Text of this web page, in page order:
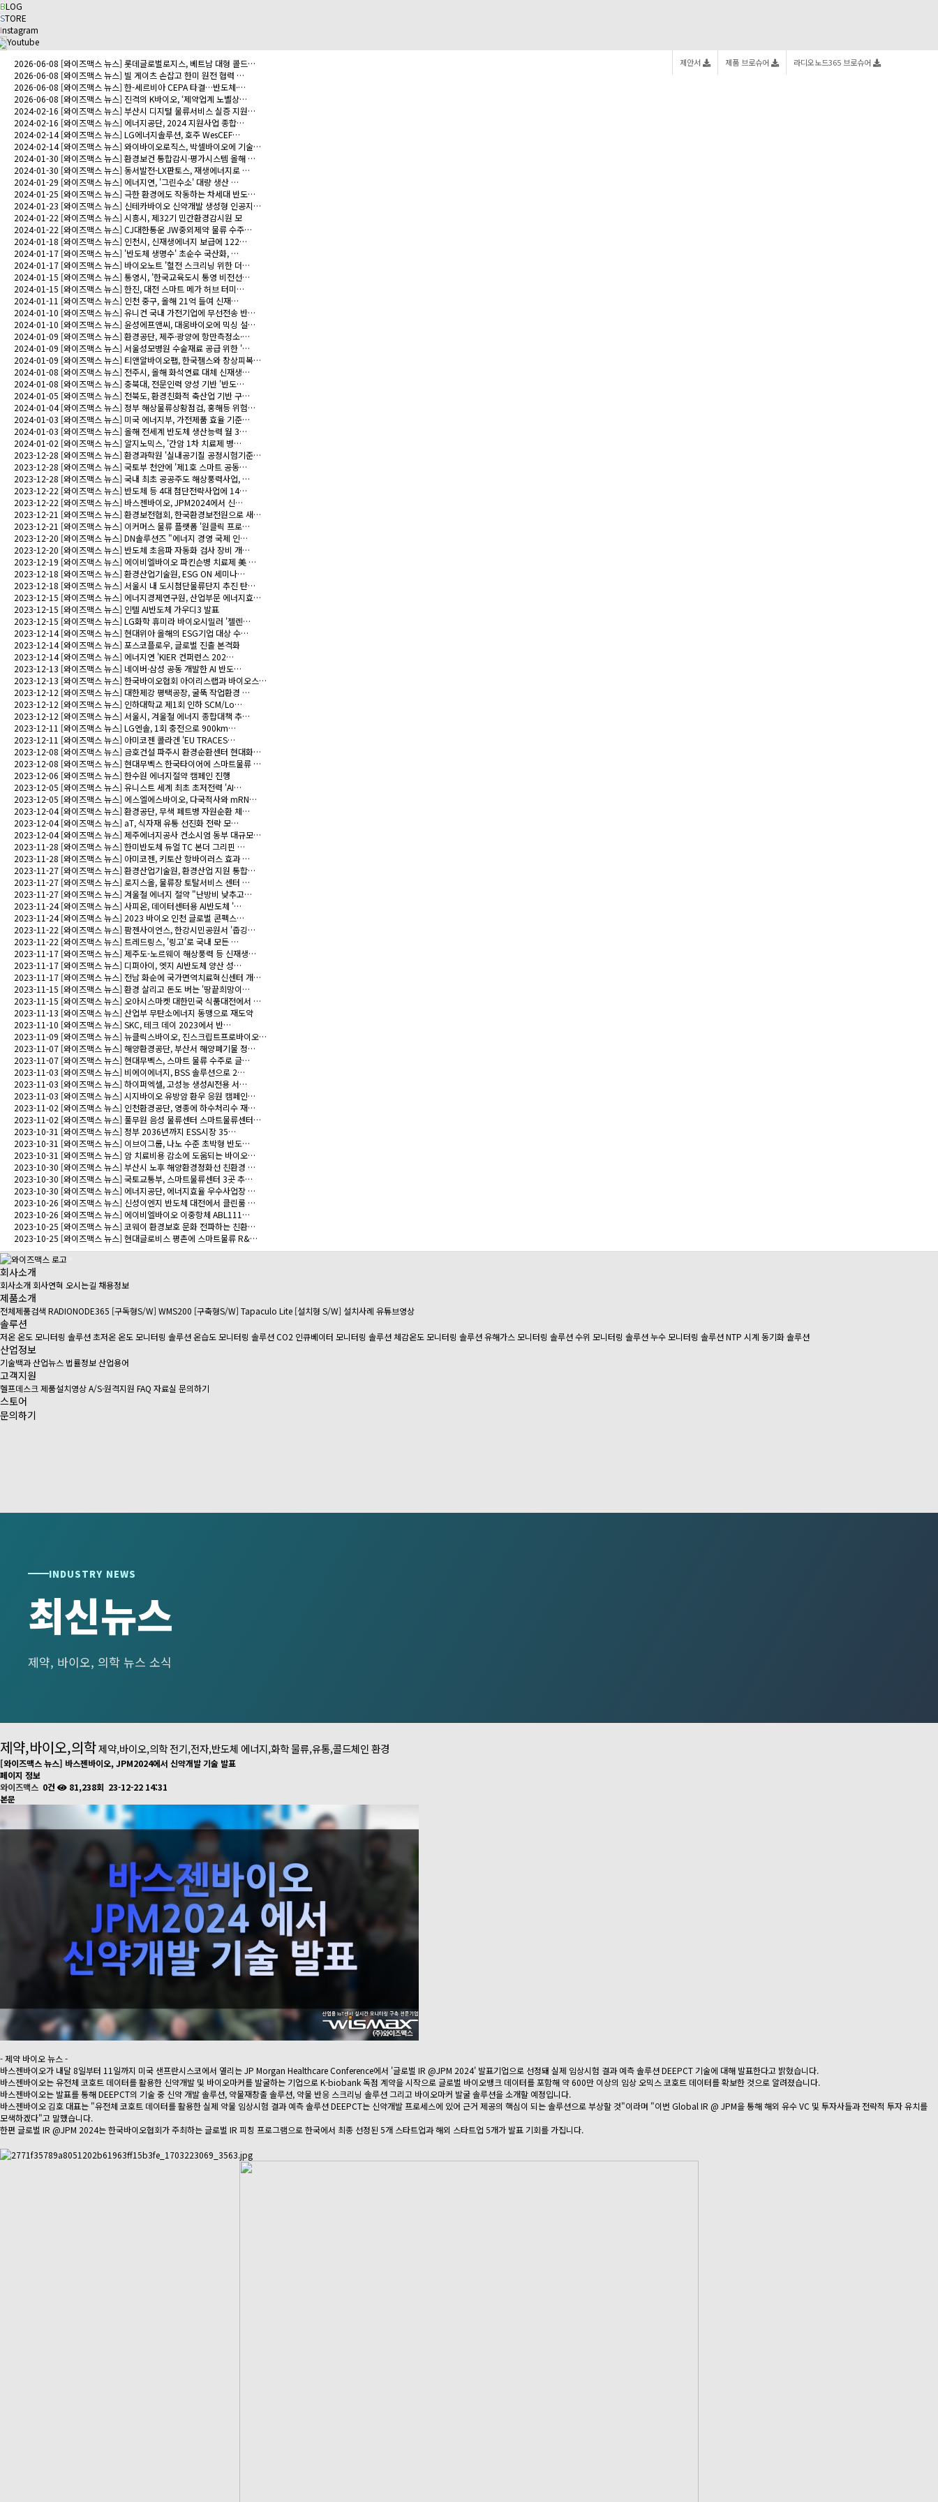
BLOG
STORE
Instagram
Youtube
2026-06-08 [와이즈맥스 뉴스] 롯데글로벌로지스, 베트남 대형 콜드…
2026-06-08 [와이즈맥스 뉴스] 빌 게이츠 손잡고 한미 원전 협력 …
2026-06-08 [와이즈맥스 뉴스] 한-세르비아 CEPA 타결…반도체·…
2026-06-08 [와이즈맥스 뉴스] 진격의 K바이오, ‘제약업계 노벨상…
2024-02-16 [와이즈맥스 뉴스] 부산시 디지털 물류서비스 실증 지원…
2024-02-16 [와이즈맥스 뉴스] 에너지공단, 2024 지원사업 종합…
2024-02-14[와이즈맥스 뉴스] LG에너지솔루션, 호주 WesCEF…
2024-02-14[와이즈맥스 뉴스] 와이바이오로직스, 박셀바이오에 기술…
2024-01-30 [와이즈맥스 뉴스] 환경보건 통합감시·평가시스템 올해 …
2024-01-30 [와이즈맥스 뉴스] 동서발전-LX판토스, 재생에너지로 …
2024-01-29 [와이즈맥스 뉴스] 에너지연, '그린수소' 대량 생산 …
2024-01-25 [와이즈맥스 뉴스] 극한 환경에도 작동하는 차세대 반도…
2024-01-23 [와이즈맥스 뉴스] 신테카바이오 신약개발 생성형 인공지…
2024-01-22 [와이즈맥스 뉴스] 시흥시, 제32기 민간환경감시원 모
2024-01-22 [와이즈맥스 뉴스] CJ대한통운 JW중외제약 물류 수주…
2024-01-18 [와이즈맥스 뉴스] 인천시, 신재생에너지 보급에 122…
2024-01-17 [와이즈맥스 뉴스] '반도체 생명수' 초순수 국산화, …
2024-01-17 [와이즈맥스 뉴스] 바이오노트 '혈전 스크리닝 위한 더…
2024-01-15 [와이즈맥스 뉴스] 통영시, '한국교육도시 통영 비전선…
2024-01-15 [와이즈맥스 뉴스] 한진, 대전 스마트 메가 허브 터미…
2024-01-11 [와이즈맥스 뉴스] 인천 중구, 올해 21억 들여 신재…
2024-01-10 [와이즈맥스 뉴스] 유니컨 국내 가전기업에 무선전송 반…
2024-01-10 [와이즈맥스 뉴스] 윤성에프앤씨, 대웅바이오에 믹싱 설…
2024-01-09 [와이즈맥스 뉴스] 환경공단, 제주·광양에 항만측정소·…
2024-01-09 [와이즈맥스 뉴스] 서울성모병원 수술재료 공급 위한 '…
2024-01-09 [와이즈맥스 뉴스] 티앤알바이오팹, 한국젬스와 창상피복…
2024-01-08 [와이즈맥스 뉴스] 전주시, 올해 화석연료 대체 신재생…
2024-01-08 [와이즈맥스 뉴스] 충북대, 전문인력 양성 기반 '반도…
2024-01-05 [와이즈맥스 뉴스] 전북도, 환경친화적 축산업 기반 구…
2024-01-04[와이즈맥스 뉴스] 정부 해상물류상황점검, 홍해등 위험…
2024-01-03 [와이즈맥스 뉴스] 미국 에너지부, 가전제품 효율 기준…
2024-01-03 [와이즈맥스 뉴스] 올해 전세계 반도체 생산능력 월 3…
2024-01-02 [와이즈맥스 뉴스] 알지노믹스, '간암 1차 치료제 병…
2023-12-28 [와이즈맥스 뉴스] 환경과학원 '실내공기질 공정시험기준…
2023-12-28 [와이즈맥스 뉴스] 국토부 천안에 '제1호 스마트 공동…
2023-12-28 [와이즈맥스 뉴스] 국내 최초 공공주도 해상풍력사업, …
2023-12-22 [와이즈맥스 뉴스] 반도체 등 4대 첨단전략사업에 14…
2023-12-22 [와이즈맥스 뉴스] 바스젠바이오, JPM2024에서 신…
2023-12-21 [와이즈맥스 뉴스] 환경보전협회, 한국환경보전원으로 새…
2023-12-21 [와이즈맥스 뉴스] 이커머스 물류 플랫폼 '원클릭 프로…
2023-12-20 [와이즈맥스 뉴스] DN솔루션즈 "에너지 경영 국제 인…
2023-12-20 [와이즈맥스 뉴스] 반도체 초음파 자동화 검사 장비 개…
2023-12-19 [와이즈맥스 뉴스] 에이비엘바이오 파킨슨병 치료제 美 …
2023-12-18 [와이즈맥스 뉴스] 환경산업기술원, ESG ON 세미나…
2023-12-18 [와이즈맥스 뉴스] 서울시 내 도시첨단물류단지 추진 탄…
2023-12-15 [와이즈맥스 뉴스] 에너지경제연구원, 산업부문 에너지효…
2023-12-15 [와이즈맥스 뉴스] 인텔 AI반도체 가우디3 발표
2023-12-15 [와이즈맥스 뉴스] LG화학 휴미라 바이오시밀러 '젤렌…
2023-12-14[와이즈맥스 뉴스] 현대위아 올해의 ESG기업 대상 수…
2023-12-14[와이즈맥스 뉴스] 포스코플로우, 글로벌 진출 본격화
2023-12-14[와이즈맥스 뉴스] 에너지연 'KIER 컨퍼런스 202…
2023-12-13 [와이즈맥스 뉴스] 네이버·삼성 공동 개발한 AI 반도…
2023-12-13 [와이즈맥스 뉴스] 한국바이오협회 아이리스랩과 바이오스…
2023-12-12 [와이즈맥스 뉴스] 대한제강 평택공장, 굴뚝 작업환경 …
2023-12-12 [와이즈맥스 뉴스] 인하대학교 제1회 인하 SCM/Lo…
2023-12-12 [와이즈맥스 뉴스] 서울시, 겨울철 에너지 종합대책 추…
2023-12-11 [와이즈맥스 뉴스] LG엔솔, 1회 충전으로 900km…
2023-12-11 [와이즈맥스 뉴스] 아미코젠 콜라겐 'EU TRACES…
2023-12-08 [와이즈맥스 뉴스] 금호건설 파주시 환경순환센터 현대화…
2023-12-08 [와이즈맥스 뉴스] 현대무벡스 한국타이어에 스마트물류 …
2023-12-06 [와이즈맥스 뉴스] 한수원 에너지절약 캠페인 진행
2023-12-05 [와이즈맥스 뉴스] 유니스트 세계 최초 초저전력 'AI…
2023-12-05 [와이즈맥스 뉴스] 에스엘에스바이오, 다국적사와 mRN…
2023-12-04[와이즈맥스 뉴스] 환경공단, 무색 페트병 자원순환 체…
2023-12-04[와이즈맥스 뉴스] aT, 식자재 유통 선진화 전략 모…
2023-12-04[와이즈맥스 뉴스] 제주에너지공사 컨소시엄 동부 대규모…
2023-11-28 [와이즈맥스 뉴스] 한미반도체 듀얼 TC 본더 그리핀 …
2023-11-28 [와이즈맥스 뉴스] 아미코젠, 키토산 항바이러스 효과 …
2023-11-27 [와이즈맥스 뉴스] 환경산업기술원, 환경산업 지원 통합…
2023-11-27 [와이즈맥스 뉴스] 로지스올, 물류장 토탈서비스 센터 …
2023-11-27 [와이즈맥스 뉴스] 겨울철 에너지 절약 "난방비 낮추고…
2023-11-24[와이즈맥스 뉴스] 사피온, 데이터센터용 AI반도체 '…
2023-11-24[와이즈맥스 뉴스] 2023 바이오 인천 글로벌 콘펙스…
2023-11-22 [와이즈맥스 뉴스] 팜젠사이언스, 한강시민공원서 '줍깅…
2023-11-22 [와이즈맥스 뉴스] 트레드링스, '링고'로 국내 모든 …
2023-11-17 [와이즈맥스 뉴스] 제주도-노르웨이 해상풍력 등 신재생…
2023-11-17 [와이즈맥스 뉴스] 디퍼아이, 엣지 AI반도체 양산 성…
2023-11-17 [와이즈맥스 뉴스] 전남 화순에 국가면역치료혁신센터 개…
2023-11-15 [와이즈맥스 뉴스] 환경 살리고 돈도 버는 '땅끝희망이…
2023-11-15 [와이즈맥스 뉴스] 오아시스마켓 대한민국 식품대전에서 …
2023-11-13 [와이즈맥스 뉴스] 산업부 무탄소에너지 동맹으로 재도약
2023-11-10 [와이즈맥스 뉴스] SKC, 테크 데이 2023에서 반…
2023-11-09 [와이즈맥스 뉴스] 뉴클릭스바이오, 진스크립트프로바이오…
2023-11-07 [와이즈맥스 뉴스] 해양환경공단, 부산서 해양폐기물 정…
2023-11-07 [와이즈맥스 뉴스] 현대무벡스, 스마트 물류 수주로 글…
2023-11-03 [와이즈맥스 뉴스] 비에이에너지, BSS 솔루션으로 2…
2023-11-03 [와이즈맥스 뉴스] 하이퍼엑셀, 고성능 생성AI전용 서…
2023-11-03 [와이즈맥스 뉴스] 시지바이오 유방암 환우 응원 캠페인…
2023-11-02 [와이즈맥스 뉴스] 인천환경공단, 영종에 하수처리수 재…
2023-11-02 [와이즈맥스 뉴스] 풀무원 음성 물류센터 스마트물류센터…
2023-10-31 [와이즈맥스 뉴스] 정부 2036년까지 ESS시장 35…
2023-10-31 [와이즈맥스 뉴스] 이브이그룹, 나노 수준 초박형 반도…
2023-10-31 [와이즈맥스 뉴스] 암 치료비용 감소에 도움되는 바이오…
2023-10-30 [와이즈맥스 뉴스] 부산시 노후 해양환경정화선 친환경 …
2023-10-30 [와이즈맥스 뉴스] 국토교통부, 스마트물류센터 3곳 추…
2023-10-30 [와이즈맥스 뉴스] 에너지공단, 에너지효율 우수사업장 …
2023-10-26 [와이즈맥스 뉴스] 신성이엔지 반도체 대전에서 클린룸 …
2023-10-26 [와이즈맥스 뉴스] 에이비엘바이오 이중항체 ABL111…
2023-10-25 [와이즈맥스 뉴스] 코웨이 환경보호 문화 전파하는 친환…
2023-10-25 [와이즈맥스 뉴스] 현대글로비스 평촌에 스마트물류 R&…
라디오노드365 브로슈어
제품 브로슈어
제안서
회사소개
회사소개회사연혁 오시는길 채용정보
제품소개
전체제품검색 RADIONODE365 [구독형S/W] WMS200 [구축형S/W] Tapaculo Lite [설치형 S/W] 설치사례 유튜브영상
솔루션
저온 온도 모니터링 솔루션초저온 온도 모니터링 솔루션온습도 모니터링 솔루션CO2 인큐베이터 모니터링 솔루션 체감온도 모니터링 솔루션유해가스 모니터링 솔루션수위 모니터링 솔루션누수 모니터링 솔루션NTP 시계 동기화 솔루션
산업정보
기술백과산업뉴스 법률정보산업용어
고객지원
헬프데스크 제품설치영상A/S·원격지원 FAQ 자료실 문의하기
스토어
문의하기
INDUSTRY NEWS
최신뉴스
제약, 바이오, 의학 뉴스 소식
제약,바이오,의학제약,바이오,의학전기,전자,반도체 에너지,화학물류,유통,콜드체인환경
[와이즈맥스 뉴스] 바스젠바이오, JPM2024에서 신약개발 기술 발표
페이지 정보
와이즈맥스 0건 81,238회 23-12-22 14:31
본문
- 제약 바이오 뉴스 -
바스젠바이오가 내달 8일부터 11일까지 미국 샌프란시스코에서 열리는 JP Morgan Healthcare Conference에서 '글로벌 IR @JPM 2024' 발표기업으로 선정돼 실제 임상시험 결과 예측 솔루션 DEEPCT 기술에 대해 발표한다고 밝혔습니다.
바스젠바이오는 유전체 코호트 데이터를 활용한 신약개발 및 바이오마커를 발굴하는 기업으로 K-biobank 독점 계약을 시작으로 글로벌 바이오뱅크 데이터를 포함해 약 600만 이상의 임상 오믹스 코호트 데이터를 확보한 것으로 알려졌습니다.
바스젠바이오는 발표를 통해 DEEPCT의 기술 중 신약 개발 솔루션, 약물재창출 솔루션, 약물 반응 스크리닝 솔루션 그리고 바이오마커 발굴 솔루션을 소개할 예정입니다.
바스젠바이오 김호 대표는 "유전체 코호트 데이터를 활용한 실제 약물 임상시험 결과 예측 솔루션 DEEPCT는 신약개발 프로세스에 있어 근거 제공의 핵심이 되는 솔루션으로 부상할 것"이라며 "이번 Global IR @ JPM을 통해 해외 유수 VC 및 투자사들과 전략적 투자 유치를
모색하겠다"고 말했습니다.
한편 글로벌 IR @JPM 2024는 한국바이오협회가 주최하는 글로벌 IR 피칭 프로그램으로 한국에서 최종 선정된 5개 스타트업과 해외 스타트업 5개가 발표 기회를 가집니다.